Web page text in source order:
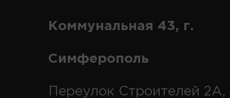
Коммунальная 43, г.
Симферополь
Переулок Строителей 2А,